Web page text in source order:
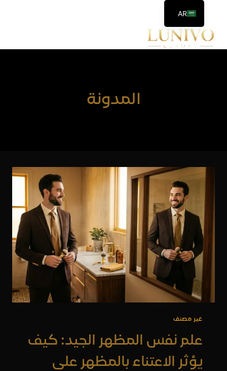
المحتوى
المدونة
غير مصنف
علم نفس المظهر الجيد: كيف
يؤثر الاعتناء بالمظهر على
AR
EN